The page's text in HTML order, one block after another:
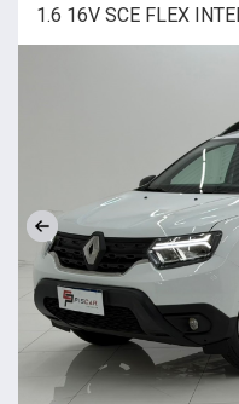
1.6 16V SCE FLEX